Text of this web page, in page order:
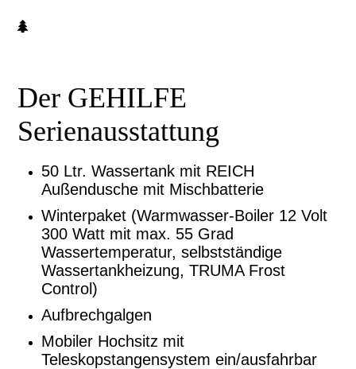
Der GEHILFE
Serienausstattung
50 Ltr. Wassertank mit REICH
Außendusche mit Mischbatterie
Winterpaket (Warmwasser-Boiler 12 Volt
300 Watt mit max. 55 Grad
Wassertemperatur, selbstständige
Wassertankheizung, TRUMA Frost
Control)
Aufbrechgalgen
Mobiler Hochsitz mit
Teleskopstangensystem ein/ausfahrbar